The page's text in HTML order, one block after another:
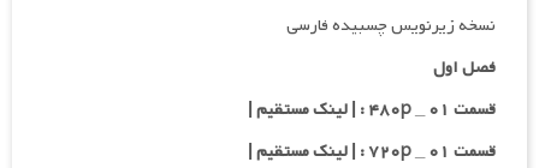
نسخه زیرنویس چسبیده فارسی
فصل اول
قسمت ۰۱ _ ۴۸۰p : | لینک مستقیم |
قسمت ۰۱ _ ۷۲۰p : | لینک مستقیم |